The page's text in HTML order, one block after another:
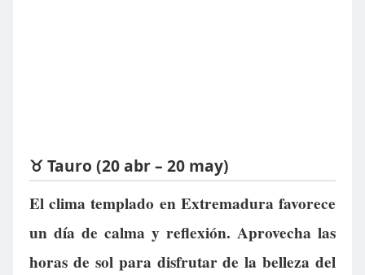
♉ Tauro (20 abr – 20 may)
El clima templado en Extremadura favorece
un día de calma y reflexión. Aprovecha las
horas de sol para disfrutar de la belleza del